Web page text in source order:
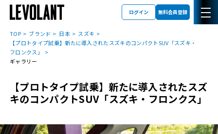
ログイン 無料会員登録
TOP ブランド 日本
スズキ
【プロトタイプ試乗】新たに導入されたスズキのコンパクトSUV「スズキ・
フロンクス」
ギャラリー
【プロトタイプ試乗】新たに導入されたスズ
キのコンパクトSUV「スズキ・フロンクス」